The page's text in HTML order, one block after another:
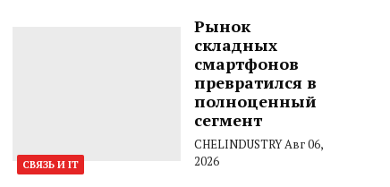
СВЯЗЬ И IT
Рынок
складных
смартфонов
превратился в
полноценный
сегмент
CHELINDUSTRYАвг 06,
2026